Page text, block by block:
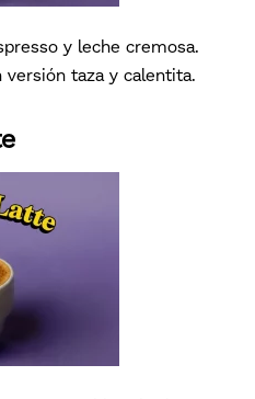
y leche cremosa.
versión taza y calentita.